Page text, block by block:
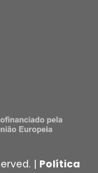
| Política